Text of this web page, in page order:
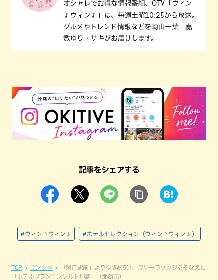
オシャレでお得な情報番組、OTV「ウィン
♪ウィン♪」は、毎週土曜10:25から放送。
グルメやトレンド情報などを崎山一葉・嘉
数ゆり・サキがお届けします。
記事をシェアする
#ウィン♪ウィン♪ #ホテルセレクション（ウィン♪ウィン♪）
TOP エンタメ
「県庁駅前」より徒歩約5分、フリーラウンジをそなえた
「ホテルグランコンソルト那覇」（那覇市）